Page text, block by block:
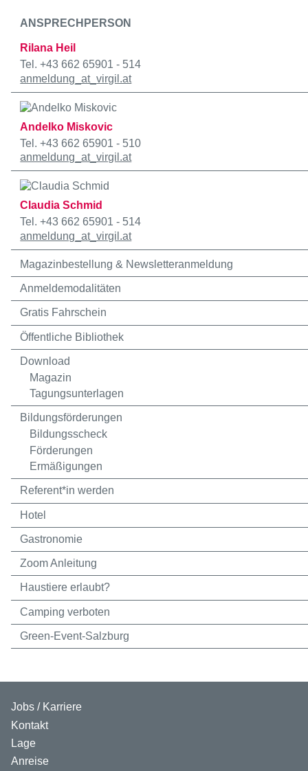
ANSPRECHPERSON
Rilana Heil
Tel. +43 662 65901 - 514
anmeldung _at_virgil.at
Andelko Miskovic
Tel. +43 662 65901 - 510
anmeldung _at_virgil.at
Claudia Schmid
Tel. +43 662 65901 - 514
anmeldung _at_virgil.at
Magazinbestellung & Newsletteranmeldung
Anmeldemodalitäten
Gratis Fahrschein
Öffentliche Bibliothek
Download
Magazin
Tagungsunterlagen
Bildungsförderungen
Bildungsscheck
Förderungen
Ermäßigungen
Referent*in werden
Hotel
Gastronomie
Zoom Anleitung
Haustiere erlaubt?
Camping verboten
Green-Event-Salzburg
Jobs / Karriere
Kontakt
Lage
Anreise